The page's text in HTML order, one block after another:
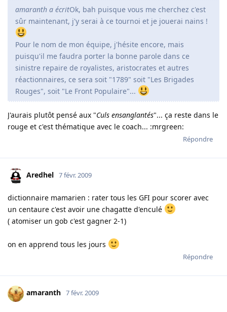
amaranth a écritOk, bah puisque vous me cherchez c'est
sûr maintenant, j'y serai à ce tournoi et je jouerai nains !
Pour le nom de mon équipe, j'hésite encore, mais
puisqu'il me faudra porter la bonne parole dans ce
sinistre repaire de royalistes, aristocrates et autres
réactionnaires, ce sera soit "1789" soit "Les Brigades
Rouges", soit "Le Front Populaire"...
J'aurais plutôt pensé aux "Culs ensanglantés"... ça reste dans le
rouge et c'est thématique avec le coach... :mrgreen:
Répondre
Aredhel 7 févr. 2009
dictionnaire mamarien : rater tous les GFI pour scorer avec
un centaure c'est avoir une chagatte d'enculé
( atomiser un gob c'est gagner 2-1)
on en apprend tous les jours
Répondre
amaranth 7 févr. 2009